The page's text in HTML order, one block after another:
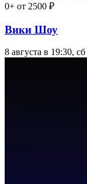
0+ от 2500 ₽
Вики Шоу
8 августа в 19:30, сб